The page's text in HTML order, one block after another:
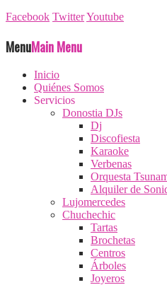
Facebook TwitterYoutube
MenuMain Menu
Inicio
Quiénes Somos
Servicios
Donostia DJs
Dj
Discofiesta
Karaoke
Verbenas
Orquesta
Alquiler de
Lujomercedes
Chuchechic
Tartas
Brochetas
Centros
Árboles
Joyeros